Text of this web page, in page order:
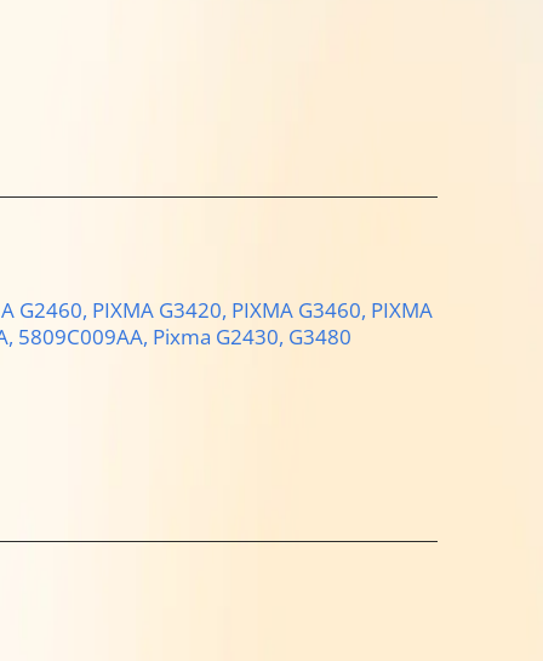
G2460, PIXMA G3420, PIXMA G3460, PIXMA
5809C009AA, Pixma G2430, G3480